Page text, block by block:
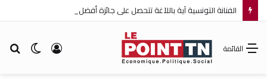
الوضع تسجيل
القائمة